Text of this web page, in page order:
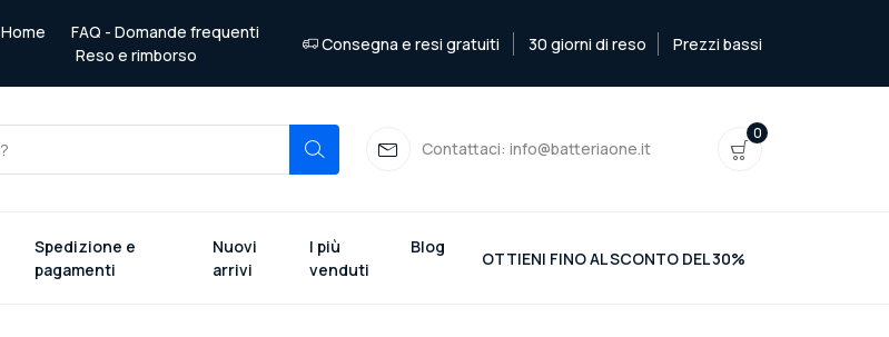
Home
FAQ - Domande frequenti
Reso e rimborso
Consegna e resi gratuiti 30 giorni di reso Prezzi bassi
Contattaci: info@batteriaone.it
0
Spedizione e
pagamenti
Nuovi
arrivi
I più
venduti
Blog
OTTIENI FINO AL SCONTO DEL 30%